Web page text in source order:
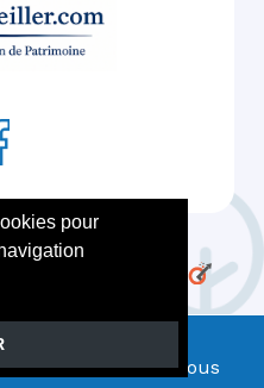
pour
Prendre rendez-vous
Actualités